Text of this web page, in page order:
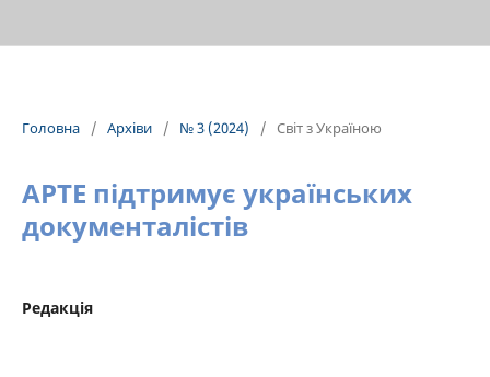
Головна / Архіви / № 3 (2024) / Світ з Україною
АРТЕ підтримує українських
документалістів
Редакція